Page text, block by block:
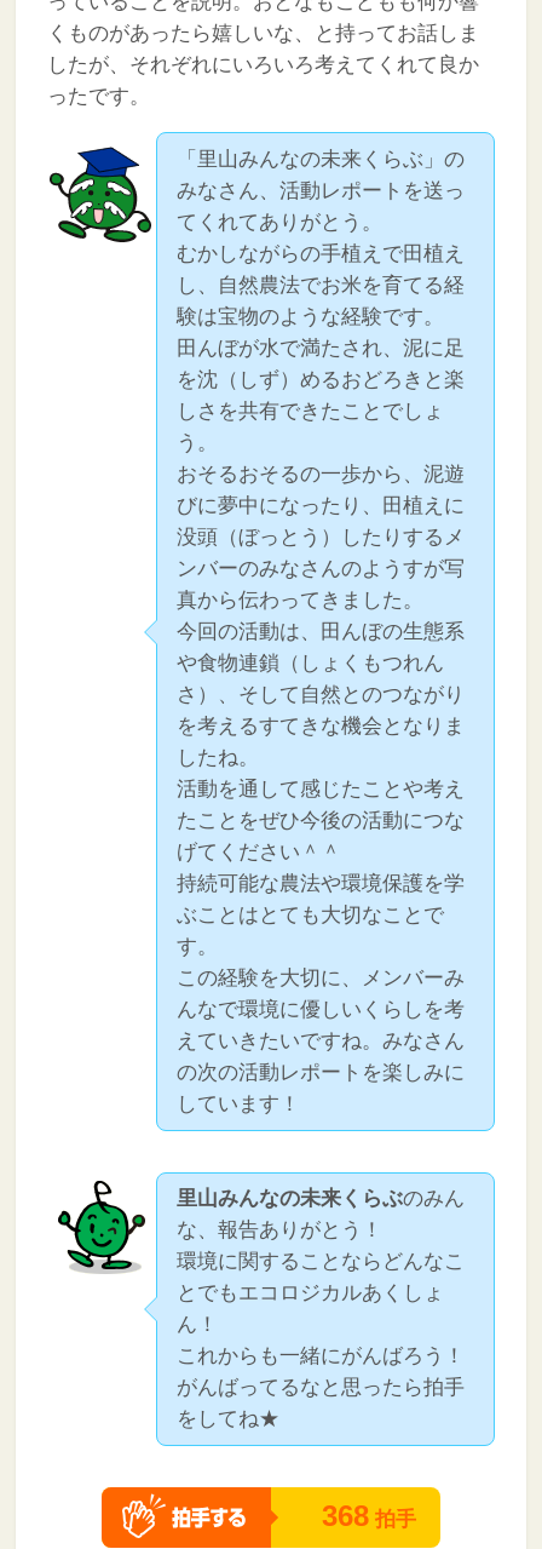
くものがあったら嬉しいな、と持ってお話しま
したが、それぞれにいろいろ考えてくれて良か
ったです。
「里山みんなの未来くらぶ」の
みなさん、活動レポートを送っ
てくれてありがとう。
むかしながらの手植えで田植え
し、自然農法でお米を育てる経
験は宝物のような経験です。
田んぼが水で満たされ、泥に足
を沈（しず）めるおどろきと楽
しさを共有できたことでしょ
う。
おそるおそるの一歩から、泥遊
びに夢中になったり、田植えに
没頭（ぼっとう）したりするメ
ンバーのみなさんのようすが写
真から伝わってきました。
今回の活動は、田んぼの生態系
や食物連鎖（しょくもつれん
さ）、そして自然とのつながり
を考えるすてきな機会となりま
したね。
活動を通して感じたことや考え
たことをぜひ今後の活動につな
げてください＾＾
持続可能な農法や環境保護を学
ぶことはとても大切なことで
す。
この経験を大切に、メンバーみ
んなで環境に優しいくらしを考
えていきたいですね。みなさん
の次の活動レポートを楽しみに
しています！
里山みんなの未来くらぶのみん
な、報告ありがとう！
環境に関することならどんなこ
とでもエコロジカルあくしょ
ん！
これからも一緒にがんばろう！
がんばってるなと思ったら拍手
をしてね★
368 拍手